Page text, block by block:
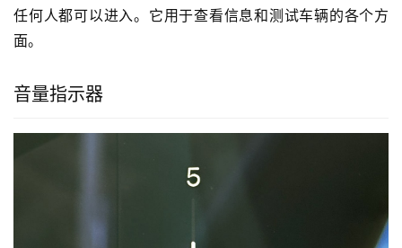
任何人都可以进入。它用于查看信息和测试车辆的各个方
面。
音量指示器